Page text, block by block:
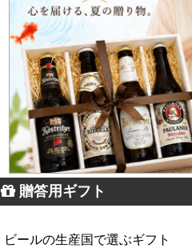
贈答用ギフト
ビールの生産国で選ぶギフト